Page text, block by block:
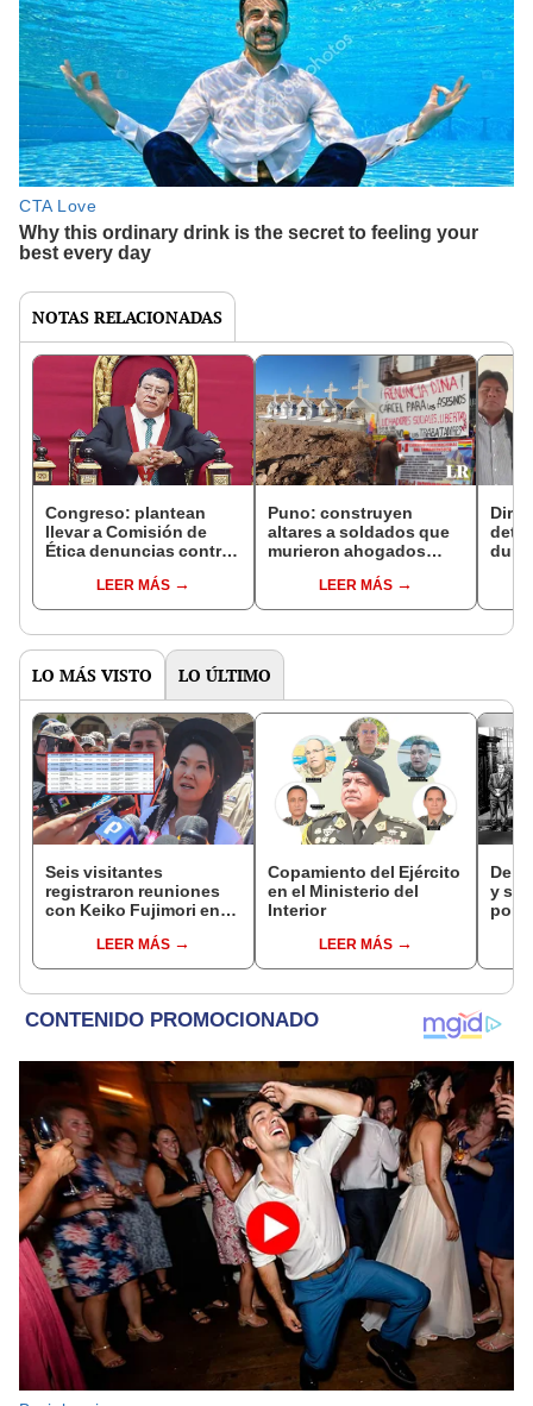
NOTAS RELACIONADAS
Congreso: plantean
llevar a Comisión de
Ética denuncias contra
LEER MÁS
Puno: construyen
altares a soldados que
murieron ahogados
Dina Boluarte
LEER MÁS
LO MÁS VISTO LO ÚLTIMO
Seis visitantes
registraron reuniones
con Keiko Fujimori en
presidenta se
encontraba en Junín
LEER MÁS
Copamiento del Ejército
en el Ministerio del
Interior
LEER MÁS
De
y
por